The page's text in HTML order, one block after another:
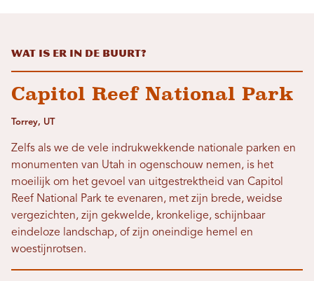
Wat is er in de buurt?
Capitol Reef National Park
Torrey, UT
Zelfs als we de vele indrukwekkende nationale parken en
monumenten van Utah in ogenschouw nemen, is het
moeilijk om het gevoel van uitgestrektheid van Capitol
Reef National Park te evenaren, met zijn brede, weidse
vergezichten, zijn gekwelde, kronkelige, schijnbaar
eindeloze landschap, of zijn oneindige hemel en
woestijnrotsen.